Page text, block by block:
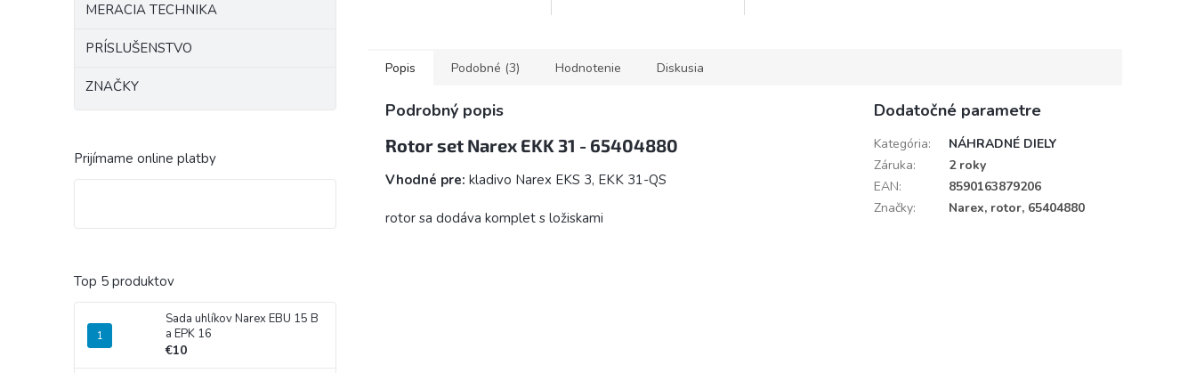
MERACIA TECHNIKA
PRÍSLUŠENSTVO
ZNAČKY
Prijímame online platby
Top 5 produktov
Sada uhlíkov Narex EBU 15 B
a EPK 16
€10
Popis Podobné (3) Hodnotenie Diskusia
Podrobný popis
Rotor set Narex EKK 31 - 65404880
Vhodné pre: kladivo Narex EKS 3, EKK 31-QS
rotor sa dodáva komplet s ložiskami
Dodatočné parametre
Kategória:
NÁHRADNÉ DIELY
Záruka:
2 roky
EAN:
8590163879206
Značky: Narex, rotor, 65404880